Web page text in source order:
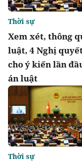
Xem xét, thông
luật, 4 Nghị
cho ý kiến lần
án luật
Thời sự
Thời sự